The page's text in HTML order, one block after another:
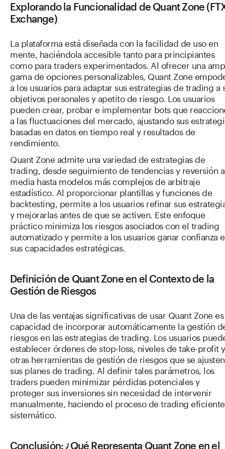
Explorando la Funcionalidad de Quant Zone
Exchange)
La plataforma está diseñada con la facilidad de uso en
mente, haciéndola accesible tanto para principiantes
como para traders experimentados. Al ofrecer una
gama de opciones personalizables, Quant Zone
a los usuarios para adaptar sus estrategias de trading a
objetivos personales y apetito de riesgo. Los usuarios
pueden crear, probar e implementar bots que
a las fluctuaciones del mercado, ajustando sus
basadas en datos en tiempo real y resultados de
rendimiento.
Quant Zone admite una variedad de estrategias de
trading, desde seguimiento de tendencias y reversión
media hasta modelos más complejos de arbitraje
estadístico. Al proporcionar plantillas y funciones de
backtesting, permite a los usuarios refinar sus
y mejorarlas antes de que se activen. Este enfoque
práctico minimiza los riesgos asociados con el trading
automatizado y permite a los usuarios ganar confianza
sus capacidades estratégicas.
Definición de Quant Zone en el Contexto de la
Gestión de Riesgos
Una de las ventajas significativas de usar Quant Zone
capacidad de incorporar automáticamente la gestión
riesgos en las estrategias de trading. Los usuarios
establecer órdenes de stop-loss, niveles de take-profit y
otras herramientas de gestión de riesgos que se
sus planes de trading. Al definir tales parámetros, los
traders pueden minimizar pérdidas potenciales y
proteger sus inversiones sin necesidad de intervenir
manualmente, haciendo el proceso de trading
sistemático.
Conclusión: ¿Qué Representa Quant Zone en el